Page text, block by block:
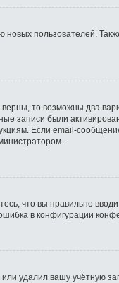
пользователей.
то возможны два
записи были
Если email-
что вы правильно
в конфигурации
удалил вашу учётную